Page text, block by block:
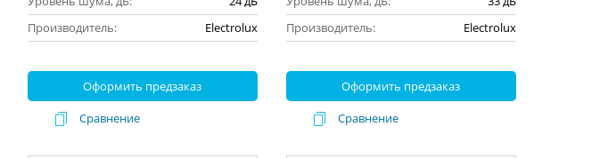
Производитель:
Electrolux
Оформить предзаказ
Сравнение
Производитель:
Electrolux
Оформить предзаказ
Сравнение